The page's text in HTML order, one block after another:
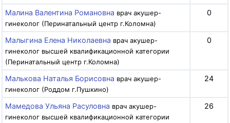
Малина Валентина Романовна врач акушер-
гинеколог (Перинатальный центр г.Коломна)
0
Малыгина Елена Николаевна врач акушер-
гинеколог высшей квалификационной категории
(Перинатальный центр г.Коломна)
0
Малькова Наталья Борисовна врач акушер-
гинеколог (Роддом г.Пушкино)
24
Мамедова Ульяна Расуловна врач акушер-
гинеколог высшей квалификационной категории
26